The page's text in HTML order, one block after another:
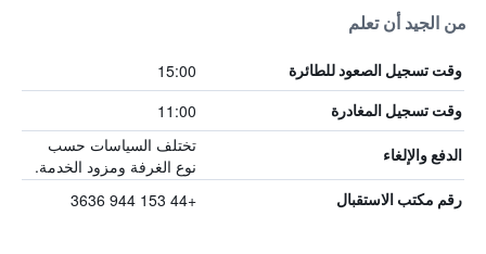
من الجيد أن تعلم
وقت تسجيل الصعود للطائرة 15:00
وقت تسجيل المغادرة 11:00
الدفع والإلغاء
تختلف السياسات حسب
نوع الغرفة ومزود الخدمة.
رقم مكتب الاستقبال +44 153 944 3636